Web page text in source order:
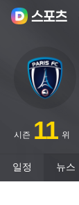
시즌 11 위
일정 뉴스